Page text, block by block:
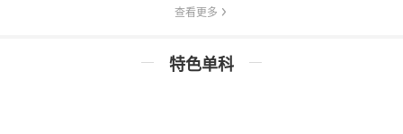
查看更多
特色单科